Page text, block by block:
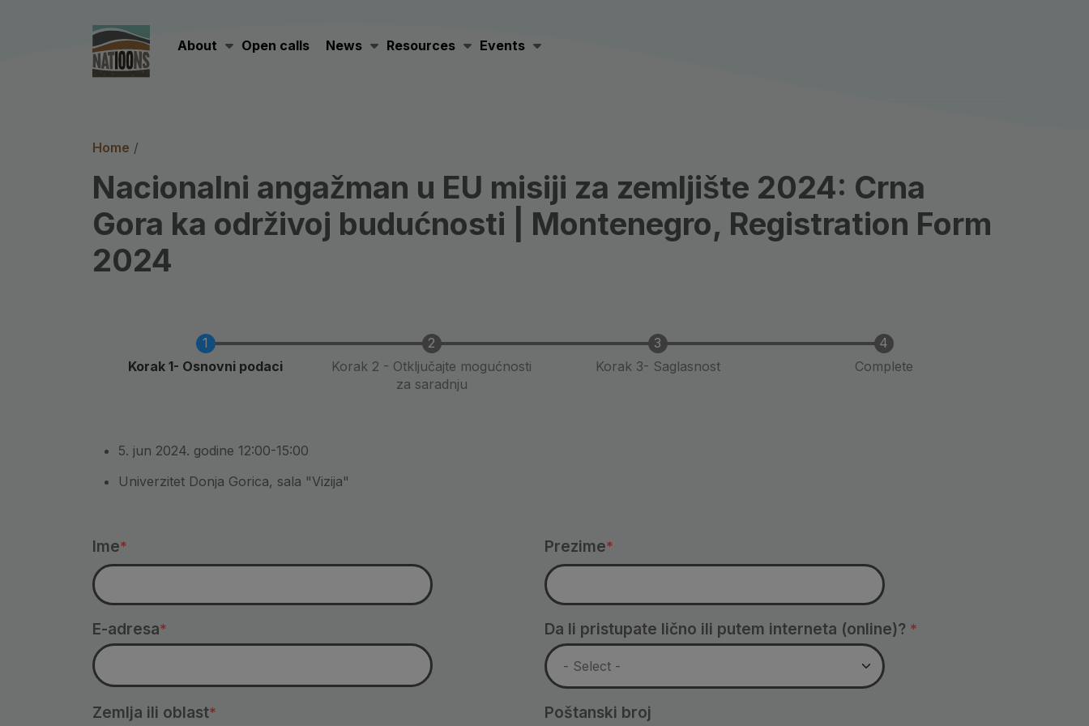
About Open calls News Resources Events
About
Breadcrumb
Home
Nacionalni angažman u EU misiji za zemljište 2024: Crna
Gora ka održivoj budućnosti | Montenegro, Registration Form
2024
Current
Korak 1- Osnovni podaci
Korak 2 - Otključajte mogućnosti
za saradnju
Korak 3- Saglasnost Complete
5. jun 2024. godine 12:00-15:00
Univerzitet Donja Gorica, sala "Vizija"
fieldset
Ime Prezime
E-adresa Da li pristupate lično ili putem interneta (online)?
Zemlja ili oblast Poštanski broj